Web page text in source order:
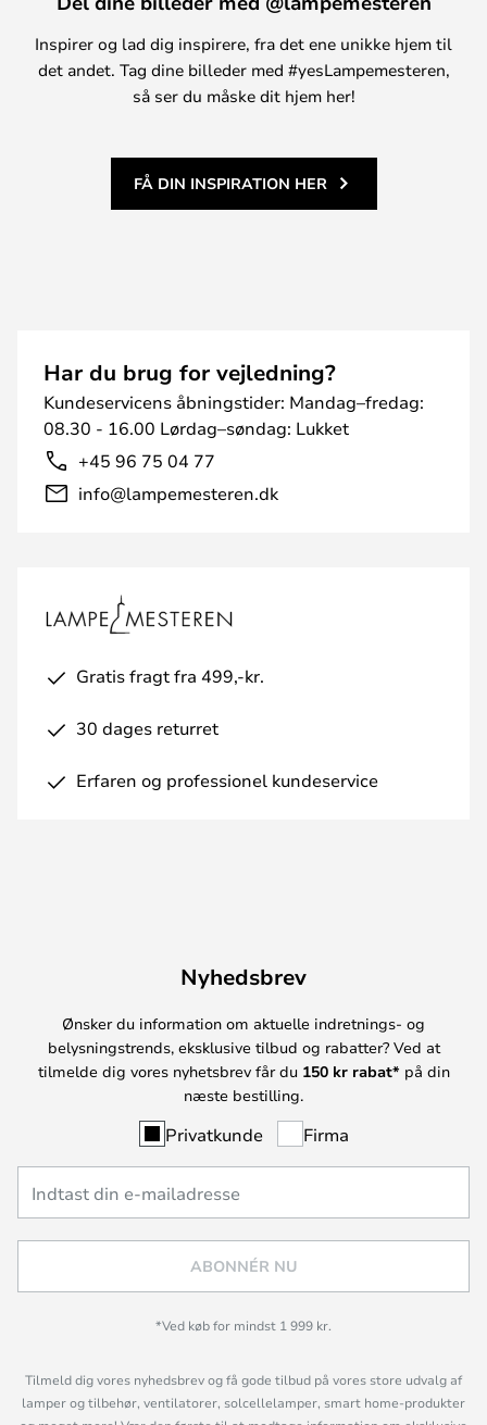
Inspirer og lad dig inspirere, fra det ene unikke hjem til
det andet. Tag dine billeder med #yesLampemesteren,
så ser du måske dit hjem her!
FÅ DIN INSPIRATION HER
Har du brug for vejledning?
Kundeservicens åbningstider: Mandag–fredag:
08.30 - 16.00 Lørdag–søndag: Lukket
+45 96 75 04 77
info@lampemesteren.dk
Gratis fragt fra 499,-kr.
30 dages returret
Erfaren og professionel kundeservice
Nyhedsbrev
Ønsker du information om aktuelle indretnings- og
belysningstrends, eksklusive tilbud og rabatter? Ved at
tilmelde dig vores nyhetsbrev får du 150 kr rabat* på din
næste bestilling.
Privatkunde Firma
ABONNÉR NU
*Ved køb for mindst 1 999 kr.
Tilmeld dig vores nyhedsbrev og få gode tilbud på vores store udvalg af
lamper og tilbehør, ventilatorer, solcellelamper, smart home-produkter